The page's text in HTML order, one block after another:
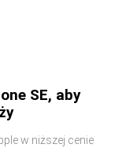
SE, aby
w niższej cenie